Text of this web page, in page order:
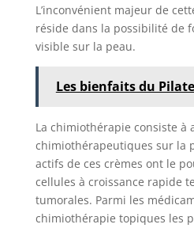
L’inconvénient majeur de
réside dans la possibilité de
visible sur la peau.
Les bienfaits du
La chimiothérapie consiste à
chimiothérapeutiques sur la
actifs de ces crèmes ont le
cellules à croissance rapide
tumorales. Parmi les
chimiothérapie topiques les